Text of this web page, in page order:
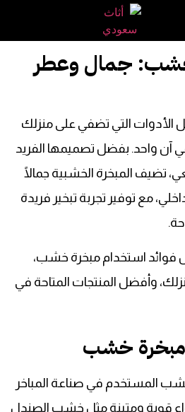
جمال وعطر
التي تضفي على منزلك
آن واحد. بفضل تصميمها الفريد
تضيف المبخرة الخشبية جمالًا
مع توفير تجربة تبخير فريدة
فوائد استخدام مبخرة خشب،
وأفضل المنتجات المتاحة في
مبخرة خشب
المستخدم في صناعة المباخر
قوية ومتينة مثل خشب الصندل